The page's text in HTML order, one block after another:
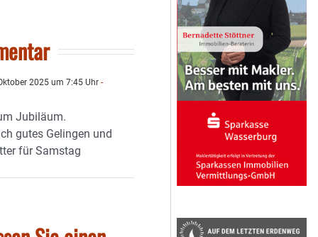
2025 um 7:45 Uhr -
Jubiläum.
gutes Gelingen und
für Samstag